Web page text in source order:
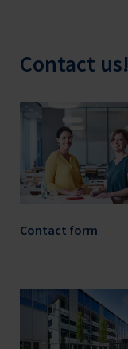
Contact us!
Contact form